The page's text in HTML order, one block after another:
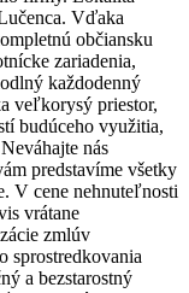
Vďaka
občiansku
zariadenia,
každodenný
veľkorysý priestor,
budúceho využitia,
nás
predstavíme všetky
V cene nehnuteľnosti
vrátane
zmlúv
sprostredkovania
a bezstarostný